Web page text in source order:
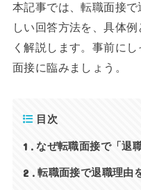
本記事では、転職面接
しい回答方法を、具体
く解説します。事前に
面接に臨みましょう。
目次
1 なぜ転職面接で「退
2 転職面接で退職理由